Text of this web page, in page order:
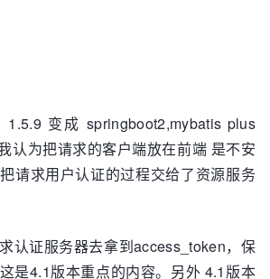
变成 springboot2,mybatis plus
认为把请求的客户端放在前端 是不安
请求用户认证的过程交给了资源服务
认证服务器去拿到access_token，保
是4.1版本重点的内容。另外 4.1版本